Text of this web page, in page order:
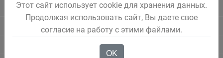
Новостной блок
Этот сайт использует cookie для хранения данных.
Продолжая использовать сайт, Вы даете свое
согласие на работу с этими файлами.
OK